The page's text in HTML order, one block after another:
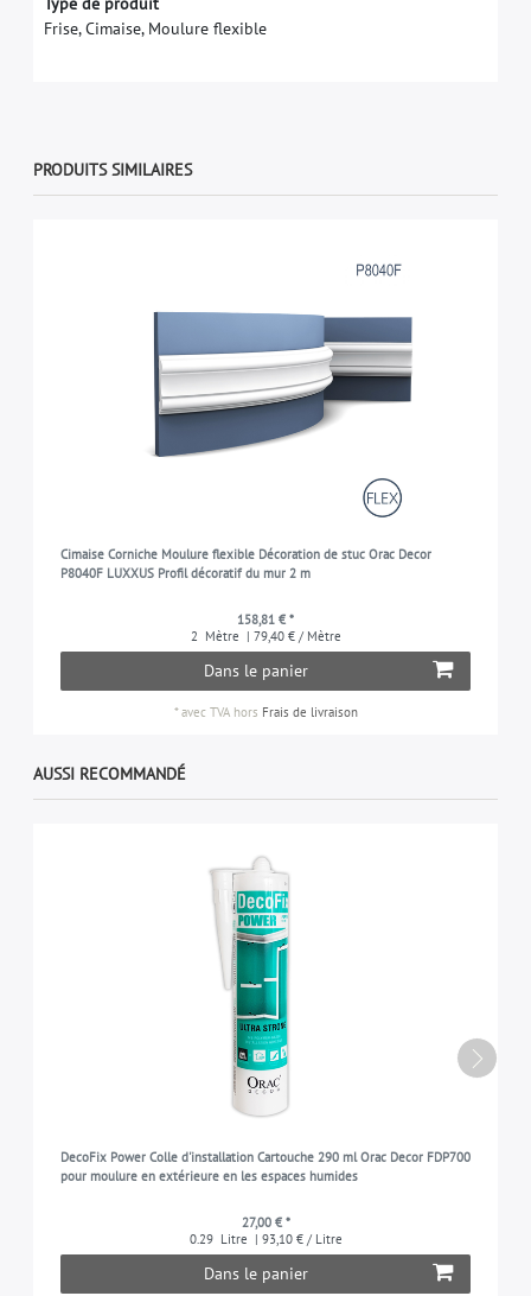
Frise, Cimaise, Moulure flexible
PRODUITS SIMILAIRES
Cimaise Corniche Moulure flexible Décoration de stuc Orac Decor
P8040F LUXXUS Profil décoratif du mur 2 m
158,81 € *
2 Mètre | 79,40 € / Mètre
Dans le panier
*avec TVAhors Frais de livraison
AUSSI RECOMMANDÉ
DecoFix Power Colle d'installation Cartouche 290 ml Orac Decor FDP700
pour moulure en extérieure en les espaces humides
27,00 € *
0.29 Litre | 93,10 € / Litre
Dans le panier